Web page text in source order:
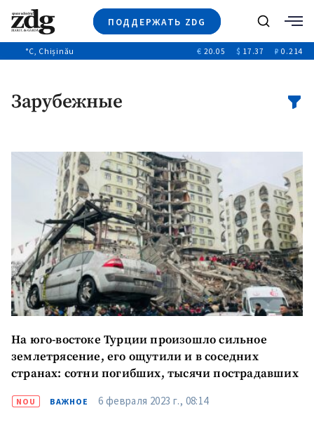
ПОДДЕРЖАТЬ ZDG
Новости
Расследования
Видео
Выборы 2025
Поиск
°C, Chișinău € 20.05 $ 17.37 ₽ 0.214
Зарубежные
На юго-востоке Турции произошло сильное
землетрясение, его ощутили и в соседних
странах: сотни погибших, тысячи пострадавших
NOU ВАЖНОЕ 6 февраля 2023 г., 08:14